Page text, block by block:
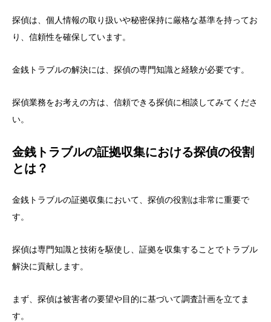
探偵は、個人情報の取り扱いや秘密保持に厳格な基準を持ってお
り、信頼性を確保しています。
金銭トラブルの解決には、探偵の専門知識と経験が必要です。
探偵業務をお考えの方は、信頼できる探偵に相談してみてくださ
い。
金銭トラブルの証拠収集における探偵の役割
とは？
金銭トラブルの証拠収集において、探偵の役割は非常に重要で
す。
探偵は専門知識と技術を駆使し、証拠を収集することでトラブル
解決に貢献します。
まず、探偵は被害者の要望や目的に基づいて調査計画を立てま
す。